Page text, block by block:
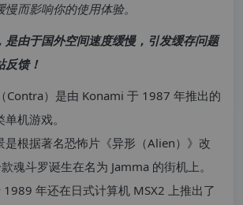
而影响你的使用体验。
是由于国外空间速度缓慢，引发缓存问题
反馈！
Contra）是由 Konami 于 1987 年推出的
机游戏。
是根据著名恐怖片《异形（Alien）》改
魂斗罗诞生在名为 Jamma 的街机上。
年还在日式计算机 MSX2 上推出了